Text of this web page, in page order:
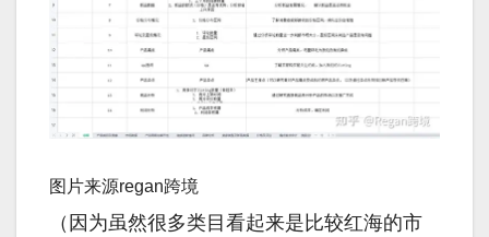
图片来源regan跨境
（因为虽然很多类目看起来是比较红海的市